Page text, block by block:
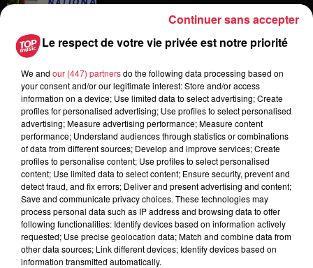
6 août 2026
avec les flamants rouges
6 août 2026
Les dernières infos sur la venue du
pape à Metz en septembre
Le respect de votre vie privée est notre priorité
We and our (447) partnersdo the following data processing based on
your consent and/or our legitimate interest: Store and/or access
information on a device; Use limited data to select advertising; Create
profiles for personalised advertising; Use profiles to select personalised
advertising; Measure advertising performance; Measure content
performance; Understand audiences through statistics or combinations
of data from different sources; Develop and improve services; Create
profiles to personalise content; Use profiles to select personalised
content; Use limited data to select content; Ensure security, prevent and
detect fraud, and fix errors; Deliver and present advertising and content;
Save and communicate privacy choices. These technologies may
process personal data such as IP address and browsing data to offer
following functionalities: Identify devices based on information actively
requested; Use precise geolocation data; Match and combine data from
other data sources; Link different devices; Identify devices based on
information transmitted automatically.
Continuer sans accepter